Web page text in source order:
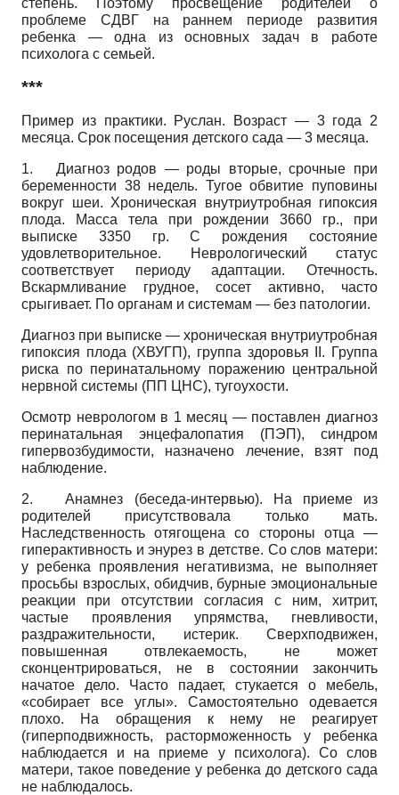
степень. Поэтому просвещение родителей о
проблеме СДВГ на раннем периоде развития
ребенка — одна из основных задач в работе
психолога с семьей.
***
Пример из практики. Руслан. Возраст — 3 года 2
месяца. Срок посещения детского сада — 3 месяца.
1. Диагноз родов — роды вторые, срочные при
беременности 38 недель. Тугое обвитие пуповины
вокруг шеи. Хроническая внутриутробная гипоксия
плода. Масса тела при рождении 3660 гр., при
выписке 3350 гр. С рождения состояние
удовлетворительное. Неврологический статус
соответствует периоду адаптации. Отечность.
Вскармливание грудное, сосет активно, часто
срыгивает. По органам и системам — без патологии.
Диагноз при выписке — хроническая внутриутробная
гипоксия плода (ХВУГП), группа здоровья II. Группа
риска по перинатальному поражению центральной
нервной системы (ПП ЦНС), тугоухости.
Осмотр неврологом в 1 месяц — поставлен диагноз
перинатальная энцефалопатия (ПЭП), синдром
гипервозбудимости, назначено лечение, взят под
наблюдение.
2.Анамнез (беседа-интервью). На приеме из
родителей присутствовала только мать.
Наследственность отягощена со стороны отца —
гиперактивность и энурез в детстве. Со слов матери:
у ребенка проявления негативизма, не выполняет
просьбы взрослых, обидчив, бурные эмоциональные
реакции при отсутствии согласия с ним, хитрит,
частые проявления упрямства, гневливости,
раздражительности, истерик. Сверхподвижен,
повышенная отвлекаемость, не может
сконцентрироваться, не в состоянии закончить
начатое дело. Часто падает, стукается о мебель,
«собирает все углы». Самостоятельно одевается
плохо. На обращения к нему не реагирует
(гиперподвиж­ность, расторможенность у ребенка
наблюдается и на приеме у психолога). Со слов
матери, такое поведение у ребенка до детского сада
не наблюдалось.